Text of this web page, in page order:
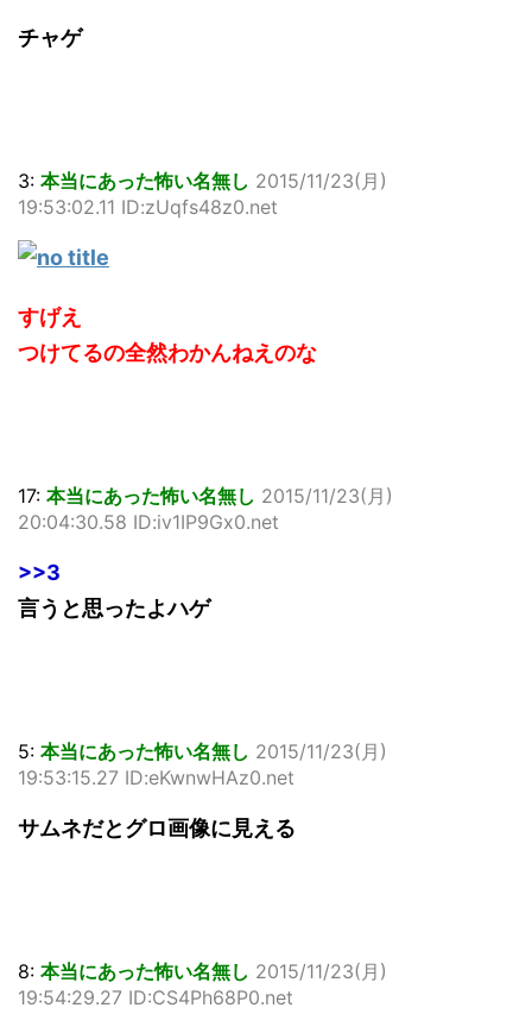
チャゲ
3: 本当にあった怖い名無し 2015/11/23(月)
19:53:02.11 ID:zUqfs48z0.net
すげえ
つけてるの全然わかんねえのな
17: 本当にあった怖い名無し 2015/11/23(月)
20:04:30.58 ID:iv1IP9Gx0.net
>>3
言うと思ったよハゲ
5: 本当にあった怖い名無し 2015/11/23(月)
19:53:15.27 ID:eKwnwHAz0.net
サムネだとグロ画像に見える
8: 本当にあった怖い名無し 2015/11/23(月)
19:54:29.27 ID:CS4Ph68P0.net